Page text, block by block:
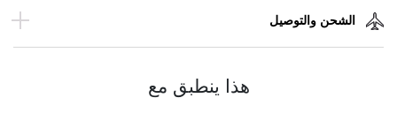
الشحن والتوصيل
هذا ينطبق مع